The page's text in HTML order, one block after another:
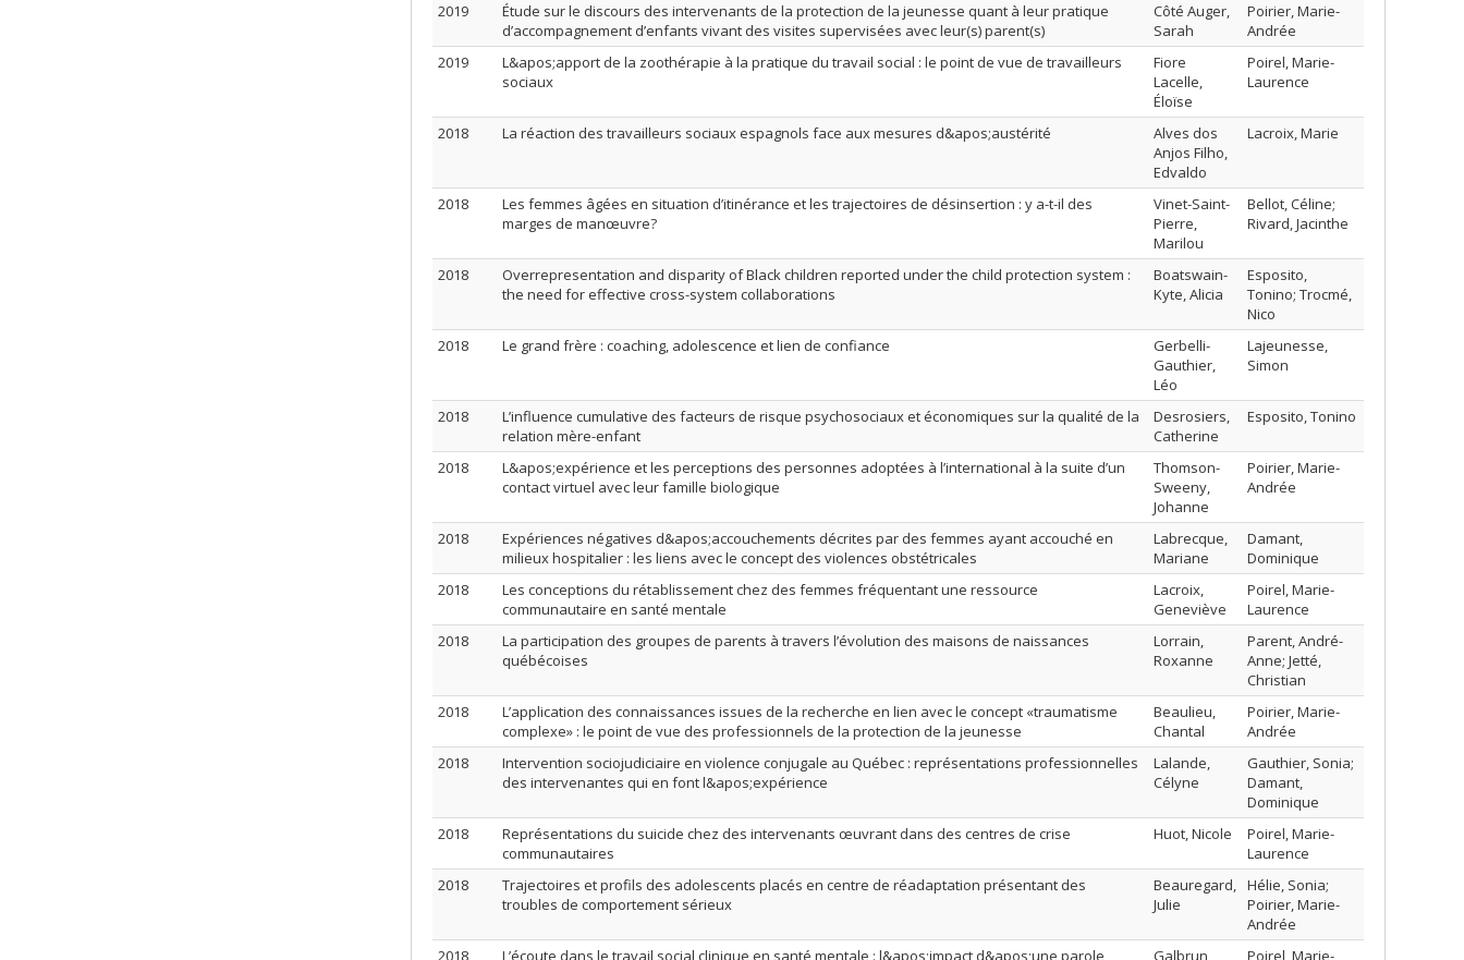
2019
Étude sur le discours des intervenants de la protection de la jeunesse quant à leur pratique
d’accompagnement d’enfants vivant des visites supervisées avec leur(s) parent(s)
Côté Auger,
Sarah
Poirier, Marie-
Andrée
2019
L&apos;apport de la zoothérapie à la pratique du travail social : le point de vue de travailleurs
sociaux
Fiore
Lacelle,
Éloïse
Poirel, Marie-
Laurence
2018 La réaction des travailleurs sociaux espagnols face aux mesures d&apos;austérité
Alves dos
Anjos Filho,
Edvaldo
Lacroix, Marie
2018
Les femmes âgées en situation d’itinérance et les trajectoires de désinsertion : y a-t-il des
marges de manœuvre?
Vinet-Saint-
Pierre,
Marilou
Bellot, Céline;
Rivard, Jacinthe
2018
Overrepresentation and disparity of Black children reported under the child protection system :
the need for effective cross-system collaborations
Boatswain-
Kyte, Alicia
Esposito,
Tonino; Trocmé,
Nico
2018
Le grand frère : coaching, adolescence et lien de confiance
Gerbelli-
Gauthier,
Léo
Lajeunesse,
Simon
2018
L’influence cumulative des facteurs de risque psychosociaux et économiques sur la qualité de la
relation mère-enfant
Desrosiers,
Catherine
Esposito, Tonino
2018
L&apos;expérience et les perceptions des personnes adoptées à l’international à la suite d’un
contact virtuel avec leur famille biologique
Thomson-
Sweeny,
Johanne
Poirier, Marie-
Andrée
2018
Expériences négatives d&apos;accouchements décrites par des femmes ayant accouché en
milieux hospitalier : les liens avec le concept des violences obstétricales
Labrecque,
Mariane
Damant,
Dominique
2018
Les conceptions du rétablissement chez des femmes fréquentant une ressource
communautaire en santé mentale
Lacroix,
Geneviève
Poirel, Marie-
Laurence
2018
La participation des groupes de parents à travers l’évolution des maisons de naissances
québécoises
Lorrain,
Roxanne
Parent, André-
Anne; Jetté,
Christian
2018
L’application des connaissances issues de la recherche en lien avec le concept «traumatisme
complexe» : le point de vue des professionnels de la protection de la jeunesse
Beaulieu,
Chantal
Poirier, Marie-
Andrée
2018
Intervention sociojudiciaire en violence conjugale au Québec : représentations professionnelles
des intervenantes qui en font l&apos;expérience
Lalande,
Célyne
Gauthier, Sonia;
Damant,
Dominique
2018
Représentations du suicide chez des intervenants œuvrant dans des centres de crise
communautaires
Huot, Nicole
Poirel, Marie-
Laurence
2018
Trajectoires et profils des adolescents placés en centre de réadaptation présentant des
troubles de comportement sérieux
Beauregard,
Julie
Hélie, Sonia;
Poirier, Marie-
Andrée
2018
L’écoute dans le travail social clinique en santé mentale : l&apos;impact d&apos;une parole
Galbrun,
Poirel, Marie-